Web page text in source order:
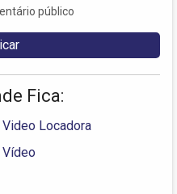
público
Fica:
Video Locadora
Vídeo